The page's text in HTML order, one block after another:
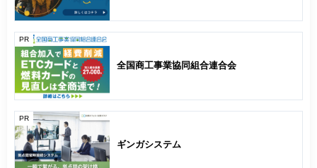
PR
全国商工事業協同組合連合会
PR
ギンガシステム